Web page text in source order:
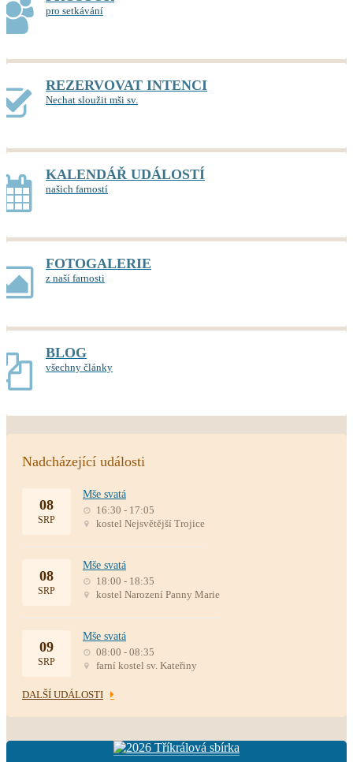
pro setkávání
REZERVOVAT INTENCI
Nechat sloužit mši sv.
KALENDÁŘ UDÁLOSTÍ
našich farností
FOTOGALERIE
z naší farnosti
BLOG
všechny články
Nadcházející události
08
SRP
Mše svatá
16:30 - 17:05
kostel Nejsvětější Trojice
08
SRP
Mše svatá
18:00 - 18:35
kostel Narození Panny Marie
09
SRP
Mše svatá
08:00 - 08:35
farní kostel sv. Kateřiny
DALŠÍ UDÁLOSTI